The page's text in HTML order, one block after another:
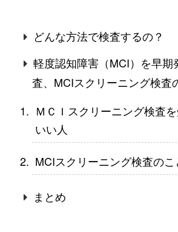
どんな方法で検査するの？
軽度認知障害（MCI）を早期
査、MCIスクリーニング検査
ＭＣＩスクリーニング検査
いい人
MCIスクリーニング検査のこ
まとめ